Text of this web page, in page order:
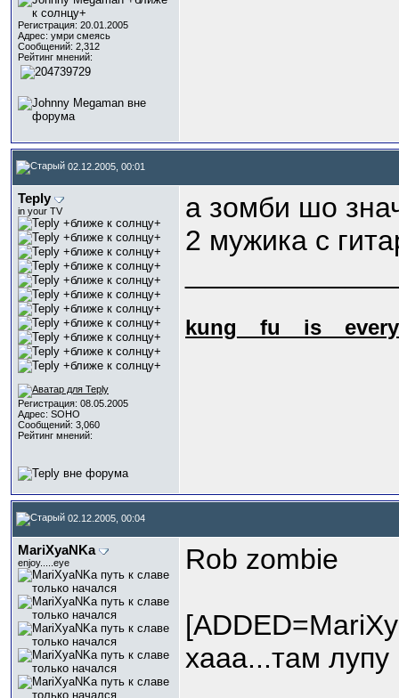
Регистрация: 20.01.2005
Адрес: умри смеясь
Сообщений: 2,312
Рейтинг мнений:
02.12.2005, 00:01
Teply
in your TV
Регистрация: 08.05.2005
Адрес: SOHO
Сообщений: 3,060
Рейтинг мнений:
а зомби шо
2 мужика с
kung_ _fu_ _is_
02.12.2005, 00:04
МariXyaNKa
enjoy.....eye Rob zombie
хааа...там